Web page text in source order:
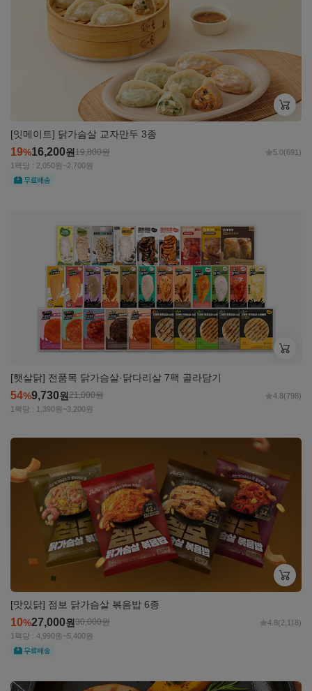
[잇메이트] 닭가슴살 교자만두 3종
19%16,200원 19,800원 5.0(691)
1팩당 : 2,050원~2,700원
무료
[햇살닭] 전품목 닭가슴살·닭다리살 7팩 골라담기
54%9,730원 21,000원 4.8(798)
1팩당 : 1,390원~3,200원
[맛있닭] 점보 닭가슴살 볶음밥 6종
10%27,000원30,000원 4.8(2,118)
1팩당 : 4,990원~5,400원
무료
자세히
자세히